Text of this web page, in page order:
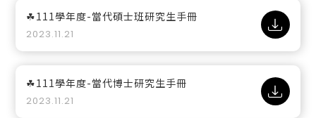
☘111學年度-當代碩士班研究生手冊
2023.11.21
☘111學年度-當代博士研究生手冊
2023.11.21